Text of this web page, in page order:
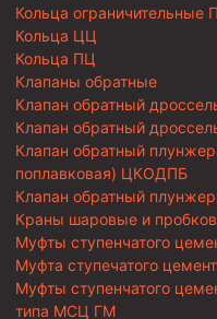
Кольца ограничительные
Кольца ЦЦ
Кольца ПЦ
Клапаны обратные
Клапан обратный
Клапан обратный
Клапан обратный
поплавковая) ЦКОДПБ
Клапан обратный
Краны шаровые и
Муфты ступенчатого
Муфта ступечатого
Муфты ступенчатого
типа МСЦ ГМ